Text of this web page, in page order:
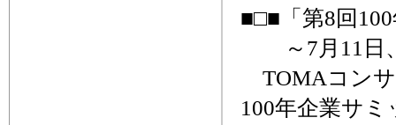
■□■「第8回
～7月11日
TOMAコンサ
100年企業サ